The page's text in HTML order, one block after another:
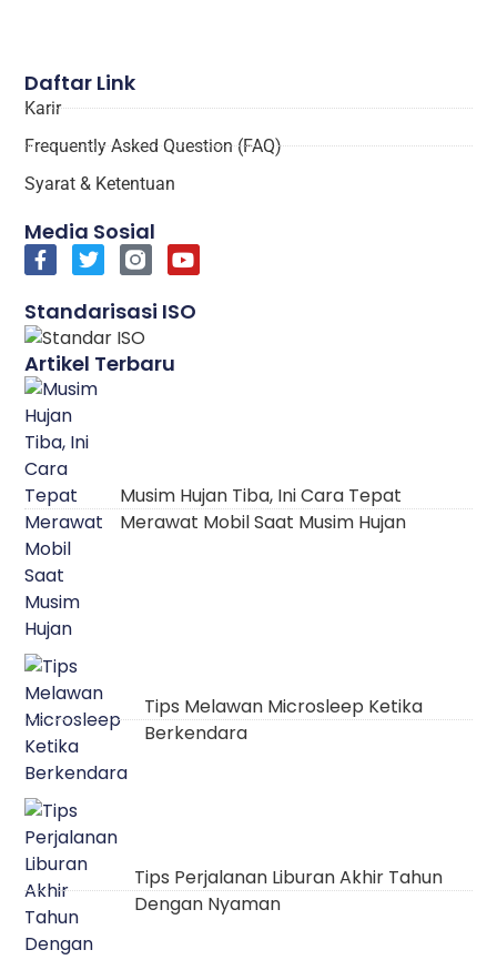
Artikel Terbaru
Musim Hujan Tiba, Ini Cara Tepat
Merawat Mobil Saat Musim Hujan
Tips Melawan Microsleep Ketika
Berkendara
Tips Perjalanan Liburan Akhir Tahun
Dengan Nyaman
Daftar Link
Karir
Frequently Asked Question (FAQ)
Syarat & Ketentuan
Media Sosial
Standarisasi ISO